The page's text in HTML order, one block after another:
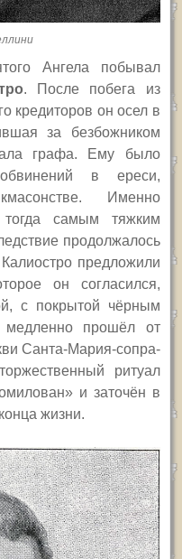
Ангела побывал
. После побега из
кредиторов он осел в
за безбожником
графа. Ему было
в ереси,
Именно
тогда самым тяжким
продолжалось
предложили
он согласился,
с покрытой чёрным
медленно прошёл от
Санта-Мария-сопра-
ритуал
и заточён в
жизни.